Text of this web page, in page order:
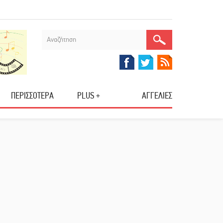
ΠΕΡΙΣΣΟΤΕΡΑ PLUS + ΑΓΓΕΛΙΕΣ